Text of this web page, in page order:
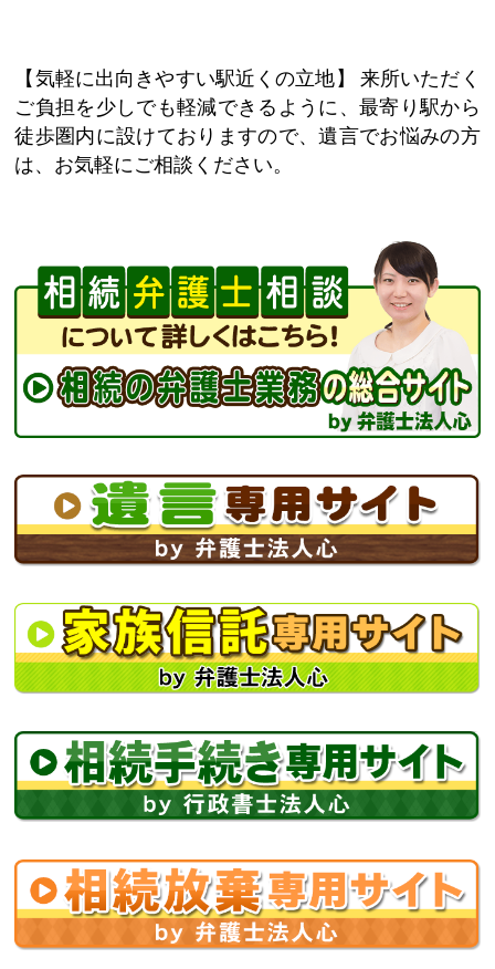
気軽に出向きやすい駅近くの立地
来所いただく
ご負担を少しでも軽減できるように、最寄り駅から
徒歩圏内に設けておりますので、遺言でお悩みの方
は、お気軽にご相談ください。